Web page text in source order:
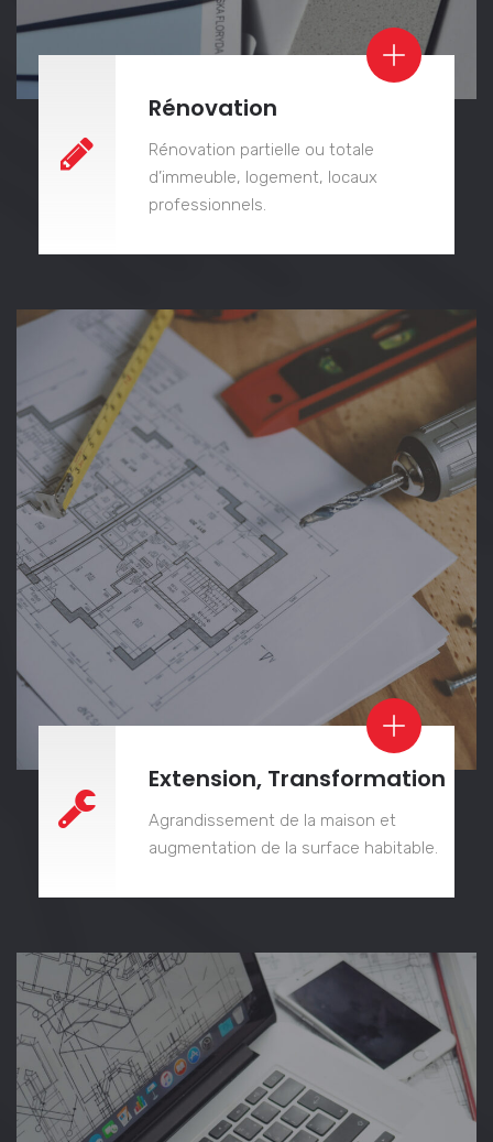
Rénovation
Rénovation partielle ou totale
d’immeuble, logement, locaux
professionnels.
Extension, Transformation
Agrandissement de la maison et
augmentation de la surface habitable.